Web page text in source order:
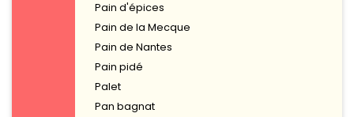
Pain d'épices
Pain de la Mecque
Pain de Nantes
Pain pidé
Palet
Pan bagnat